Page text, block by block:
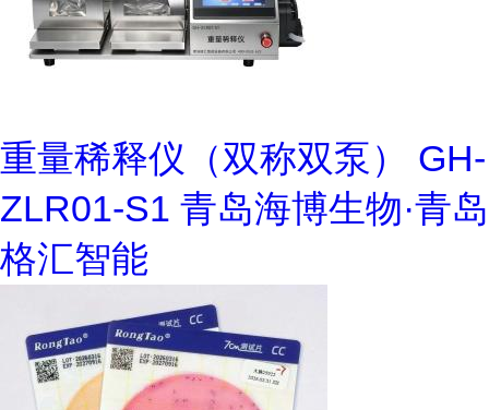
重量稀释仪（双称双泵） GH-
ZLR01-S1 青岛海博生物·青岛
格汇智能